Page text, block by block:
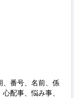
、番号、名前、係
配事、悩み事、